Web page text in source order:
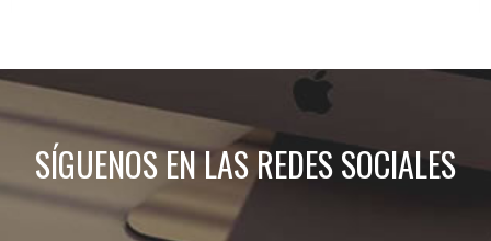
SÍGUENOS EN LAS REDES SOCIALES